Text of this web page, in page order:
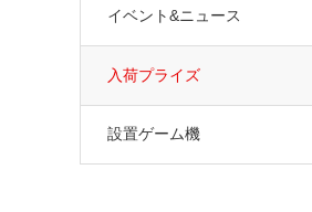
イベント&ニュース
入荷プライズ
設置ゲーム機